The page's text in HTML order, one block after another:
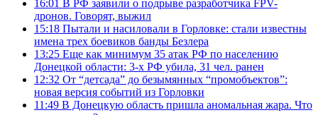
16:01 В РФ заявили о подрыве разработчика FPV-
дронов. Говорят, выжил
15:18 Пытали и насиловали в Горловке: стали известны
имена трех боевиков банды Безлера
13:25 Еще как минимум 35 атак РФ по населению
Донецкой области: 3-х РФ убила, 31 чел. ранен
12:32 От “детсада” до безымянных “промобъектов”:
новая версия событий из Горловки
11:49 В Донецкую область пришла аномальная жара. Что